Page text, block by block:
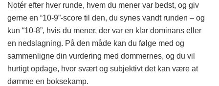
Notér efter hver runde, hvem du mener var bedst, og giv
gerne en “10-9”-score til den, du synes vandt runden – og
kun “10-8”, hvis du mener, der var en klar dominans eller
en nedslagning. På den måde kan du følge med og
sammenligne din vurdering med dommernes, og du vil
hurtigt opdage, hvor svært og subjektivt det kan være at
dømme en boksekamp.